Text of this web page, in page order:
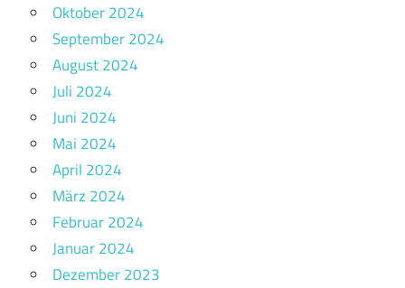
Oktober 2024
September 2024
August 2024
Juli 2024
Juni 2024
Mai 2024
April 2024
März 2024
Februar 2024
Januar 2024
Dezember 2023